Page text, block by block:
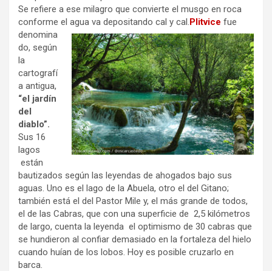
Se refiere a ese milagro que convierte el musgo en roca
conforme el agua va depositando cal y cal.Plitvice fue
denomina
do, según
la
cartografí
a antigua,
“el jardín
del
diablo”.
Sus 16
lagos
están
bautizados según las leyendas de ahogados bajo sus
aguas. Uno es el lago de la Abuela, otro el del Gitano;
también está el del Pastor Mile y, el más grande de todos,
el de las Cabras, que con una superficie de 2,5 kilómetros
de largo, cuenta la leyenda el optimismo de 30 cabras que
se hundieron al confiar demasiado en la fortaleza del hielo
cuando huían de los lobos. Hoy es posible cruzarlo en
barca.